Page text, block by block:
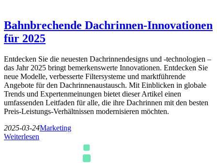
Bahnbrechende Dachrinnen-Innovationen
für 2025
Entdecken Sie die neuesten Dachrinnendesigns und -technologien –
das Jahr 2025 bringt bemerkenswerte Innovationen. Entdecken Sie
neue Modelle, verbesserte Filtersysteme und marktführende
Angebote für den Dachrinnenaustausch. Mit Einblicken in globale
Trends und Expertenmeinungen bietet dieser Artikel einen
umfassenden Leitfaden für alle, die ihre Dachrinnen mit den besten
Preis-Leistungs-Verhältnissen modernisieren möchten.
2025-03-24Marketing
Weiterlesen